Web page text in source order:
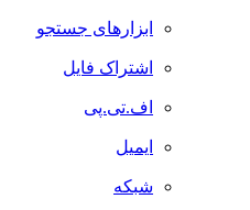
ابزارهای جستجو
اشتراک فایل
اف.تی.پی
ایمیل
شبکه